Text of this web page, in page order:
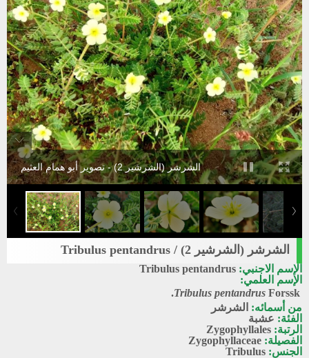
الشرشر (الشرشير 2) - تصوير أبو همام العثيم
الشرشر (الشرشير 2) / Tribulus pentandrus
الإسم الاجنبي: Tribulus pentandrus
الإسم العلمي:
Tribulus pentandrus Forssk.
من أسمائه: الشرشر
الفئة: عشبة
الرتبة: Zygophyllales
الفصيلة: Zygophyllaceae
الجنس: Tribulus